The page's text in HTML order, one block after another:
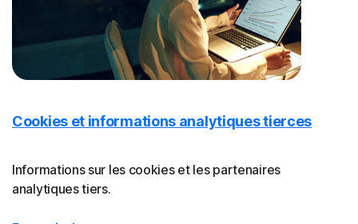
Cookies et informations analytiques tierces
Informations sur les cookies et les partenaires
analytiques tiers.